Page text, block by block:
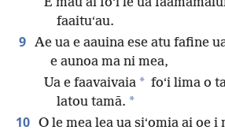
faaituʻau.
9 Ae ua e aauina ese atu fafine
e aunoa ma ni mea,
Ua e faavaivaia * foʻi lima o
latou tamā. *
10 O le mea lea ua siʻomia ai oe i